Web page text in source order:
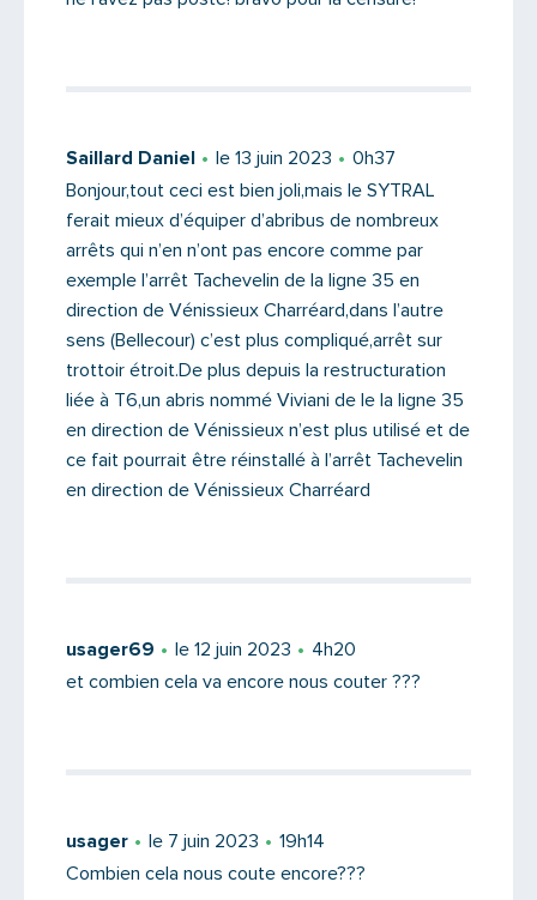
Saillard Daniel le 13 juin 2023
0h37
Bonjour,tout ceci est bien joli,mais le SYTRAL
ferait mieux d’équiper d’abribus de nombreux
arrêts qui n’en n’ont pas encore comme par
exemple l’arrêt Tachevelin de la ligne 35 en
direction de Vénissieux Charréard,dans l’autre
sens (Bellecour) c’est plus compliqué,arrêt sur
trottoir étroit.De plus depuis la restructuration
liée à T6,un abris nommé Viviani de le la ligne 35
en direction de Vénissieux n’est plus utilisé et de
ce fait pourrait être réinstallé à l’arrêt Tachevelin
en direction de Vénissieux Charréard
usager69 le 12 juin 2023
4h20
et combien cela va encore nous couter ???
usager le 7 juin 2023
19h14
Combien cela nous coute encore???